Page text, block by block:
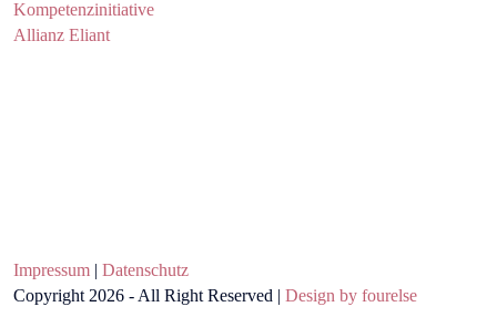
Kompetenzinitiative
Allianz Eliant
Impressum | Datenschutz
Copyright 2026 - All Right Reserved | Design by fourelse